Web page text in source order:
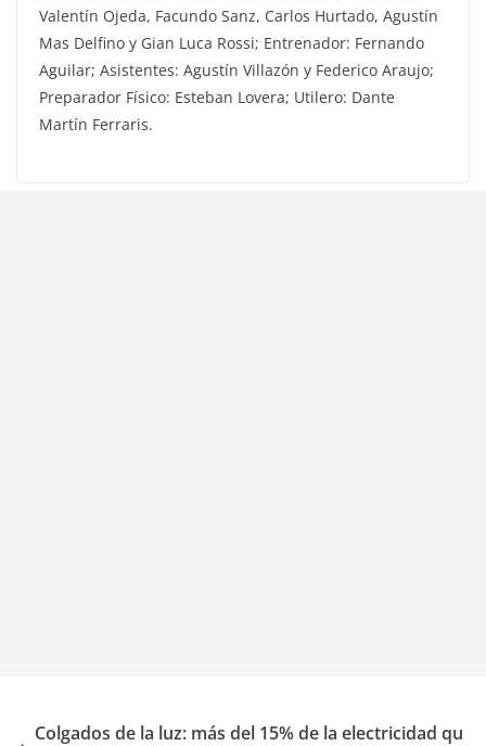
Valentín Ojeda, Facundo Sanz, Carlos Hurtado, Agustín
Mas Delfino y Gian Luca Rossi; Entrenador: Fernando
Aguilar; Asistentes: Agustín Villazón y Federico Araujo;
Preparador Físico: Esteban Lovera; Utilero: Dante
Martín Ferraris.
Colgados de la luz: más del 15% de la electricidad qu